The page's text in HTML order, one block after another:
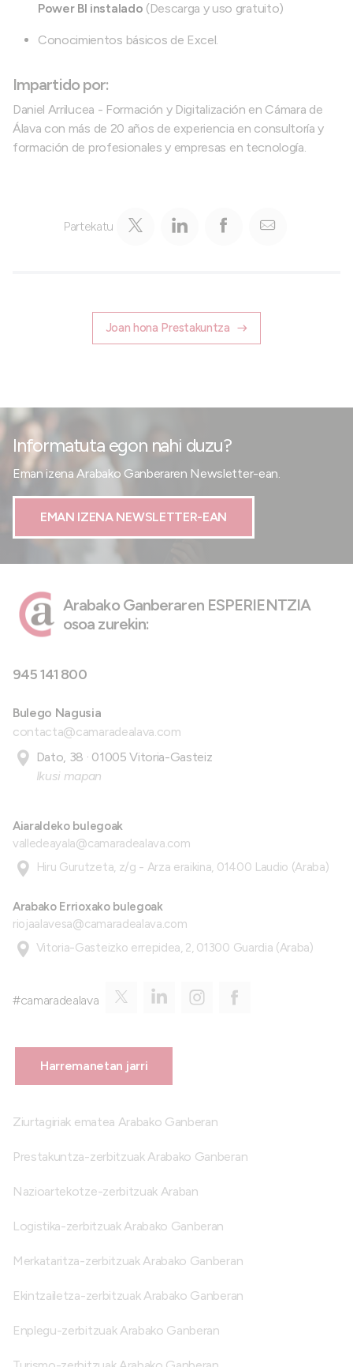
Power BI instalado (Descarga y uso gratuito)
Conocimientos básicos de Excel.
Impartido por:
Daniel Arrilucea - Formación y Digitalización en Cámara de
Álava con más de 20 años de experiencia en consultoría y
formación de profesionales y empresas en tecnología.
Partekatu
Joan hona Prestakuntza
Informatuta egon nahi duzu?
Eman izena Arabako Ganberaren Newsletter-ean.
EMAN IZENA NEWSLETTER-EAN
Arabako Ganberaren ESPERIENTZIA
osoa zurekin:
945 141 800
Bulego Nagusia
contacta@camaradealava.com
Dato, 38 · 01005 Vitoria-Gasteiz
Ikusi mapan
Aiaraldeko bulegoak
valledeayala@camaradealava.com
Hiru Gurutzeta, z/g - Arza eraikina, 01400 Laudio (Araba)
Arabako Errioxako bulegoak
riojaalavesa@camaradealava.com
Vitoria-Gasteizko errepidea, 2, 01300 Guardia (Araba)
#camaradealava
Harremanetan jarri
Ziurtagiriak ematea Arabako Ganberan
Prestakuntza-zerbitzuak Arabako Ganberan
Nazioartekotze-zerbitzuak Araban
Logistika-zerbitzuak Arabako Ganberan
Merkataritza-zerbitzuak Arabako Ganberan
Ekintzailetza-zerbitzuak Arabako Ganberan
Enplegu-zerbitzuak Arabako Ganberan